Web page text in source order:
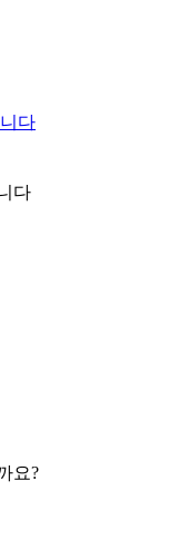
다
다
요?